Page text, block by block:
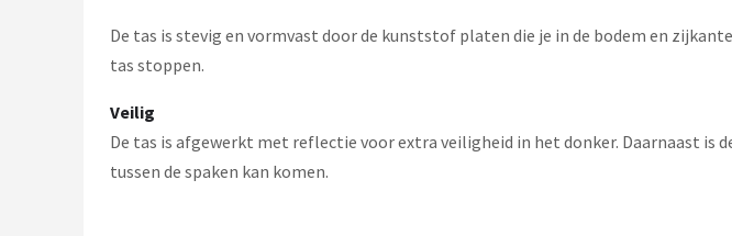
De tas is stevig en vormvast door de kunststof platen die je in de bodem en
tas stoppen.
Veilig
De tas is afgewerkt met reflectie voor extra veiligheid in het donker. Daarnaast is
tussen de spaken kan komen.